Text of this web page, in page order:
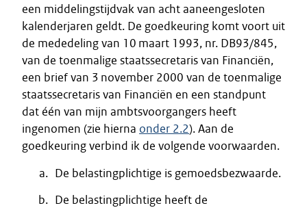
een middelingstijdvak van acht aaneengesloten
kalenderjaren geldt. De goedkeuring komt voort uit
de mededeling van 10 maart 1993, nr. DB93/845,
van de toenmalige staatssecretaris van Financiën,
een brief van 3 november 2000 van de toenmalige
staatssecretaris van Financiën en een standpunt
dat één van mijn ambtsvoorgangers heeft
ingenomen (zie hierna onder 2.2). Aan de
goedkeuring verbind ik de volgende voorwaarden.
De belastingplichtige is gemoedsbezwaarde.
De belastingplichtige heeft de